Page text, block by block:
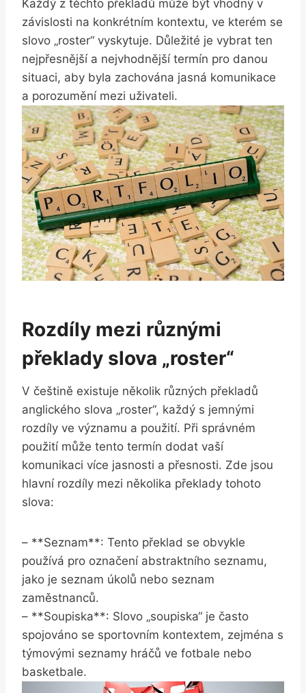
Každý z těchto překladů může být vhodný v
závislosti na konkrétním kontextu, ve kterém se
slovo „roster“ vyskytuje. Důležité je vybrat ten
nejpřesnější a nejvhodnější termín pro danou
situaci, aby byla zachována jasná komunikace
a porozumění mezi uživateli.
Rozdíly mezi různými
překlady slova „roster“
V češtině existuje několik různých překladů
anglického slova „roster“, každý s jemnými
rozdíly ve významu a použití. Při správném
použití může tento termín dodat vaší
komunikaci více jasnosti a přesnosti. Zde jsou
hlavní rozdíly mezi několika překlady tohoto
slova:
– **Seznam**: Tento překlad se obvykle
používá pro označení abstraktního seznamu,
jako je seznam úkolů nebo seznam
zaměstnanců.
– **Soupiska**: Slovo „soupiska“ je často
spojováno se sportovním kontextem, zejména s
týmovými seznamy hráčů ve fotbale nebo
basketbale.